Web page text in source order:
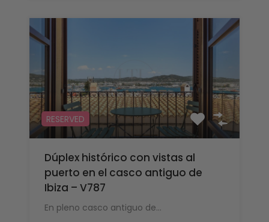
RESERVED
Dúplex histórico con vistas al
puerto en el casco antiguo de
Ibiza – V787
En pleno casco antiguo de…